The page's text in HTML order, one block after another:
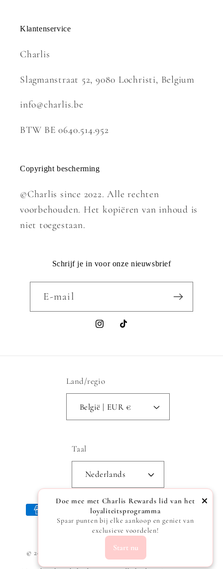
Klantenservice
Charlis
Slagmanstraat 52, 9080 Lochristi, Belgium
info@charlis.be
BTW BE 0640.514.952
Copyright bescherming
©Charlis since 2022. Alle rechten
voorbehouden. Het kopiëren van inhoud is
niet toegestaan.
Schrijf je in voor onze nieuwsbrief
E‑mail
InstagramTikTok
Land/regio
België | EUR €
Taal
Nederlands
Betaalmethoden
© 2026, Powered by Shopify
Doe mee met Charlis Rewards lid van het
loyaliteitsprogramma
Spaar punten bij elke aankoop en geniet van
exclusieve voordelen!
Start nu